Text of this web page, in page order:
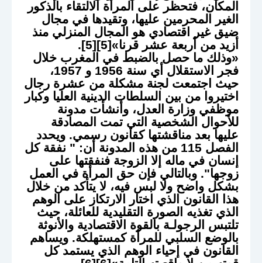
المكان، فتحظر على المرأة الالتقاء بالذكور
الغير المحرمين عليها، وتقيدها في مجال
ضيق غير اقتصادي هو المجال المنزلي منذ
أزيد من أربعة عشر قرنا»[5][5].
«وذلك ما حصل بالضبط في المغرب خلال
فجر الاستقلال أي سنة 1956 و 1957،
حيث اجتمعت لجنة مشكلة من عشرة رجال
اختيروا من بين السلطات الدينية العليا وكبار
موظفي وزارة العدل، وأنشأت مدونة
للأحوال الشخصية التي تمت المصادقة
عليها بعد مناقشتها كقانون رسمي. ويحدد
الفصل 115 من هذه المدونة أن: " نفقة كل
إنسان في ماله إلا الزوجة فنفقتها على
زوجها". وبالتالي فإن حق المرأة في العمل
بشكل واضح ولا لبس فيه، لا يتأكد من خلال
هذا القانون الذي اختار الارتكاز على الوهم
الذي تغذيه الصورة التقليدية للعائلة، حيث
تلتبس الرجولـة بالقوة الاقتصادية والأنوثة
بالوضع السلبي للمرأة كمستهلكة. ويساهم
القانون في إحياء الوهم الذي يستمد كل